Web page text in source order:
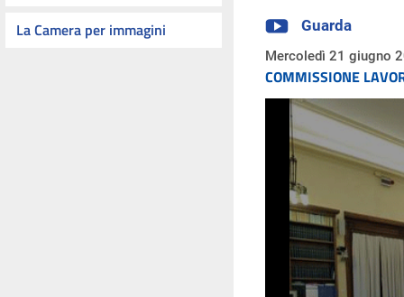
La Camera per immagini
Guarda
Mercoledì 21 giugno
COMMISSIONE